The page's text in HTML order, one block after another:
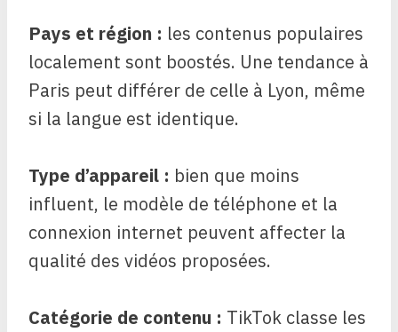
Pays et région : les contenus populaires
localement sont boostés. Une tendance à
Paris peut différer de celle à Lyon, même
si la langue est identique.
Type d’appareil : bien que moins
influent, le modèle de téléphone et la
connexion internet peuvent affecter la
qualité des vidéos proposées.
Catégorie de contenu : TikTok classe les